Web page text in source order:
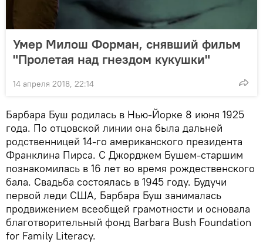
Умер Милош Форман, снявший фильм
"Пролетая над гнездом кукушки"
14 апреля 2018, 22:14
Барбара Буш родилась в Нью-Йорке 8 июня 1925
года. По отцовской линии она была дальней
родственницей 14-го американского президента
Франклина Пирса. С Джорджем Бушем-старшим
познакомилась в 16 лет во время рождественского
бала. Свадьба состоялась в 1945 году. Будучи
первой леди США, Барбара Буш занималась
продвижением всеобщей грамотности и основала
благотворительный фонд Barbara Bush Foundation
for Family Literacy.